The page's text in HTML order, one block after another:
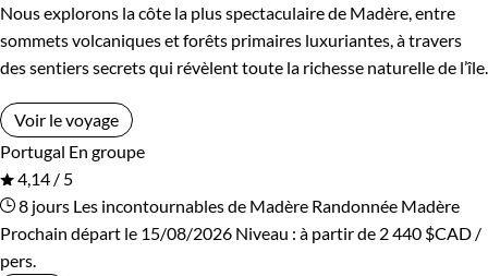
Nous explorons la côte la plus spectaculaire de Madère, entre
sommets volcaniques et forêts primaires luxuriantes, à travers
des sentiers secrets qui révèlent toute la richesse naturelle de l’île.
Voir le voyage
Portugal En groupe
4,14 / 5
8 jours Les incontournables de Madère Randonnée Madère
Prochain départ le 15/08/2026 Niveau : à partir de 2 440 $CAD /
pers.